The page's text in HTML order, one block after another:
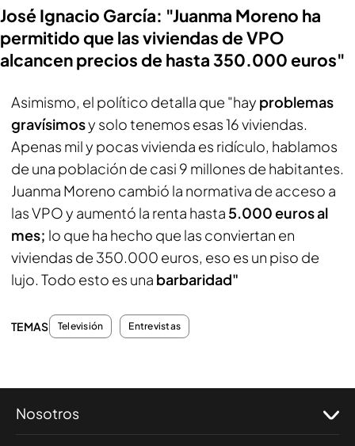
José Ignacio García: "Juanma Moreno ha
permitido que las viviendas de VPO
alcancen precios de hasta 350.000 euros"
Asimismo, el político detalla que "hay problemas
gravísimosy solo tenemos esas 16 viviendas.
Apenas mil y pocas vivienda es ridículo, hablamos
de una población de casi 9 millones de habitantes.
Juanma Moreno cambió la normativa de acceso a
las VPO y aumentó la renta hasta 5.000 euros al
mes; lo que ha hecho que las conviertan en
viviendas de 350.000 euros, eso es un piso de
lujo. Todo esto es una barbaridad"
TEMAS Televisión Entrevistas
Nosotros